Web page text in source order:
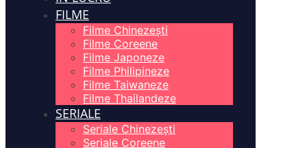
FILME
Filme Chinezești
Filme Coreene
Filme Japoneze
Filme Philipineze
Filme Taiwaneze
Filme Thailandeze
SERIALE
Seriale Chinezești
Seriale Coreene